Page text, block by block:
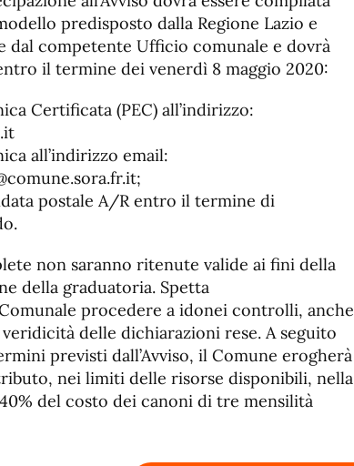
predisposto dalla Regione Lazio e
dal competente Ufficio comunale e dovrà
il termine dei venerdì 8 maggio 2020:
Certificata (PEC) all’indirizzo:
all’indirizzo email:
postale A/R entro il termine di
non saranno ritenute valide ai fini della
della graduatoria. Spetta
procedere a idonei controlli, anche
delle dichiarazioni rese. A seguito
previsti dall’Avviso, il Comune erogherà
nei limiti delle risorse disponibili, nella
del costo dei canoni di tre mensilità